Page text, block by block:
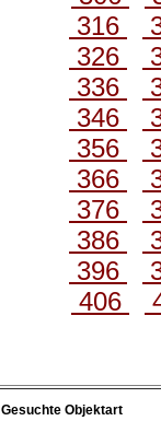
316
326
336
346
356
366
376
386
396
406
Gesuchte Objektart